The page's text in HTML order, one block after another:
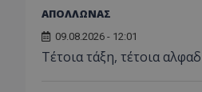
ΑΠΟΛΛΩΝΑΣ
09.08.2026 - 12:01
Τέτοια τάξη, τέτοια